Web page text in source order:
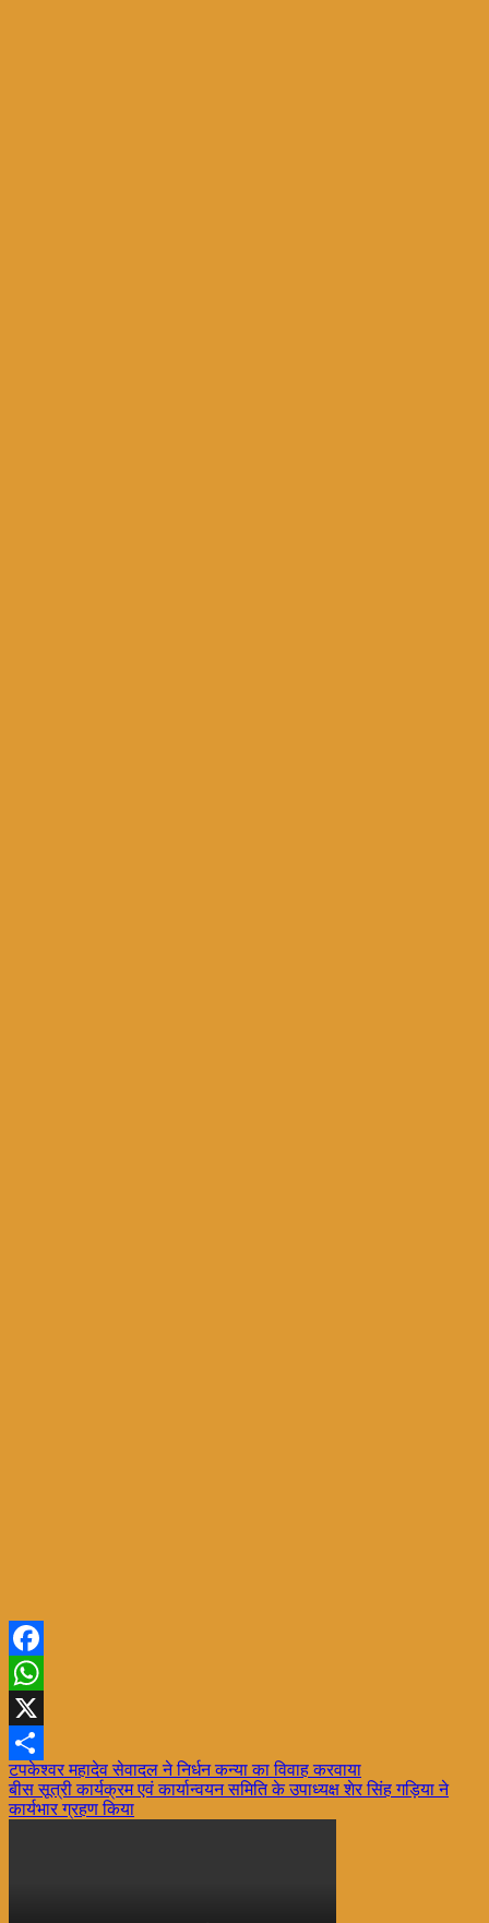
Facebook
WhatsApp
X
Share
Post
navigation
टपकेश्वर महादेव सेवादल ने निर्धन कन्या का विवाह करवाया
बीस सूत्री कार्यक्रम एवं कार्यान्वयन समिति के उपाध्यक्ष शेर सिंह गड़िया ने
कार्यभार ग्रहण किया